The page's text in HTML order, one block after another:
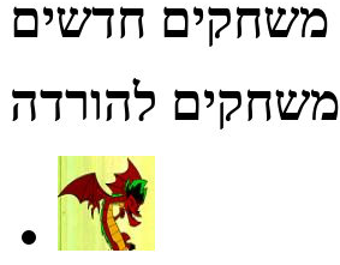
משחקים חדשים
משחקים להורדה